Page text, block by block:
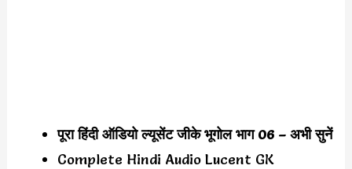
पूरा हिंदी ऑडियो ल्यूसेंट जीके भूगोल भाग 06 – अभी सुनें
Complete Hindi Audio Lucent GK